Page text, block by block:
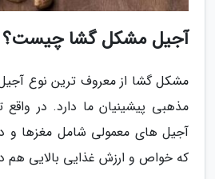
آجیل مشکل گشا چیست؟
مشکل گشا از معروف ترین نوع
مذهبی پیشینیان ما دارد. در واقع
آجیل های معمولی شامل مغزها و
که خواص و ارزش غذایی بالایی هم